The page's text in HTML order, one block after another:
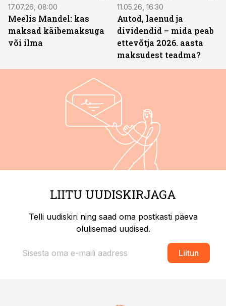
17.07.26, 08:00
Meelis Mandel: kas
maksad käibemaksuga
või ilma
11.05.26, 16:30
Autod, laenud ja
dividendid – mida peab
ettevõtja 2026. aasta
maksudest teadma?
LIITU UUDISKIRJAGA
Telli uudiskiri ning saad oma postkasti päeva
olulisemad uudised.
Liitun